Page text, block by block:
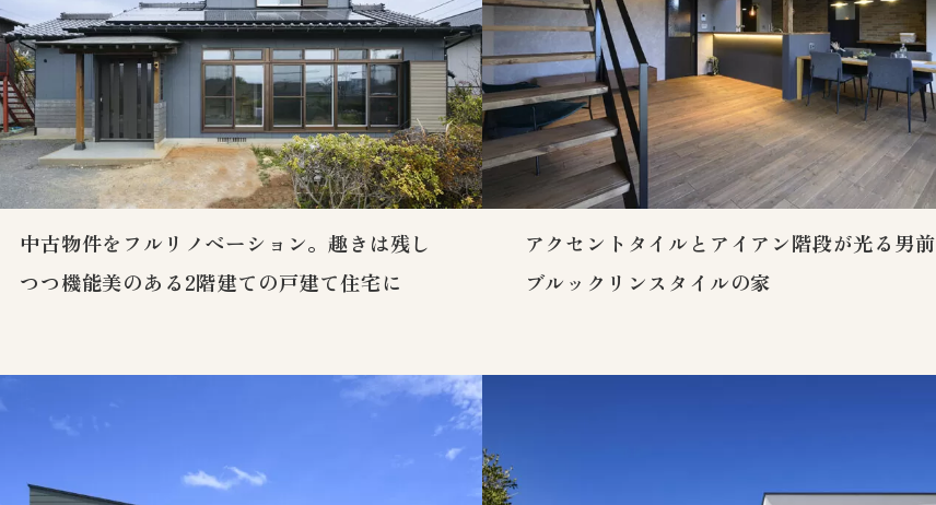
中古物件をフルリノベーション。趣きは残し
つつ機能美のある2階建ての戸建て住宅に
アクセントタイルとアイアン階段が光る男前
ブルックリンスタイルの家